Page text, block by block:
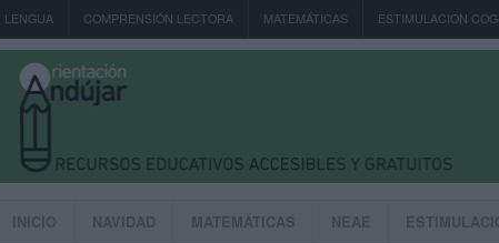
LENGUA COMPRENSIÓN LECTORA MATEMÁTICAS ESTIMULACION
INICIO NAVIDAD MATEMÁTICAS NEAE